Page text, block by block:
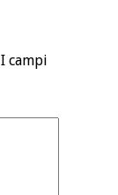
I campi